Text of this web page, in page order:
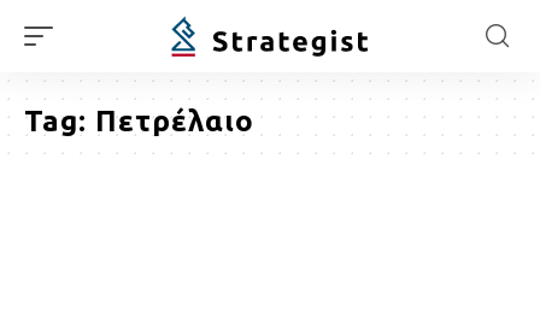
Tag: Πετρέλαιο